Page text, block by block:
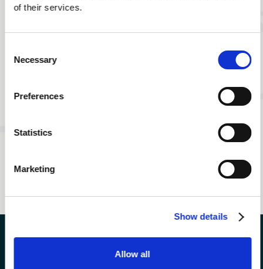
of their services.
Selection
Necessary
Preferences
Statistics
Marketing
Show details
Allow all